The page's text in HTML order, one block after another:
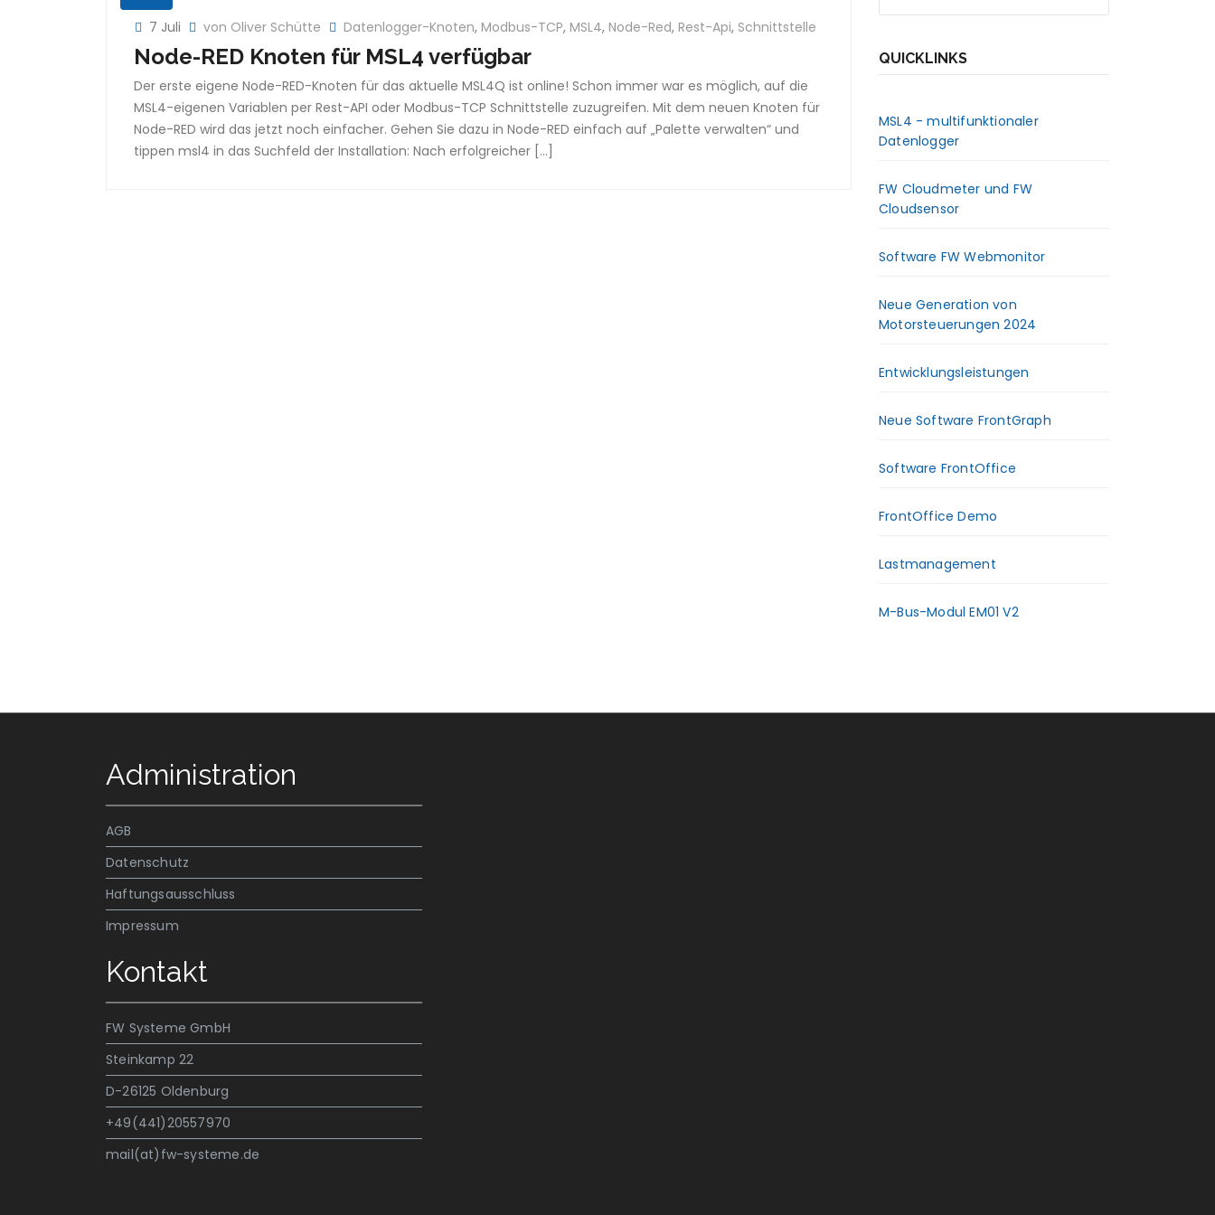
7 Juli von Oliver Schütte Datenlogger-Knoten, Modbus-TCP, MSL4, Node-Red, Rest-Api, Schnittstelle
Node-RED Knoten für MSL4 verfügbar
Der erste eigene Node-RED-Knoten für das aktuelle MSL4Q ist online! Schon immer war es möglich, auf die
MSL4-eigenen Variablen per Rest-API oder Modbus-TCP Schnittstelle zuzugreifen. Mit dem neuen Knoten für
Node-RED wird das jetzt noch einfacher. Gehen Sie dazu in Node-RED einfach auf „Palette verwalten“ und
tippen msl4 in das Suchfeld der Installation: Nach erfolgreicher […]
QUICKLINKS
MSL4 - multifunktionaler
Datenlogger
FW Cloudmeter und FW
Cloudsensor
Software FW Webmonitor
Neue Generation von
Motorsteuerungen 2024
Entwicklungsleistungen
Neue Software FrontGraph
Software FrontOffice
FrontOffice Demo
Lastmanagement
M-Bus-Modul EM01 V2
Administration
AGB
Datenschutz
Haftungsausschluss
Impressum
Kontakt
FW Systeme GmbH
Steinkamp 22
D-26125 Oldenburg
+49(441)20557970
mail(at)fw-systeme.de